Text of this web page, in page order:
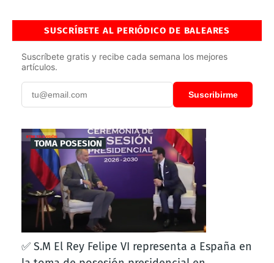
SUSCRÍBETE AL PERIÓDICO DE BALEARES
Suscríbete gratis y recibe cada semana los mejores
artículos.
Suscribirme
TOMA POSESION
✅ S.M El Rey Felipe VI representa a España en